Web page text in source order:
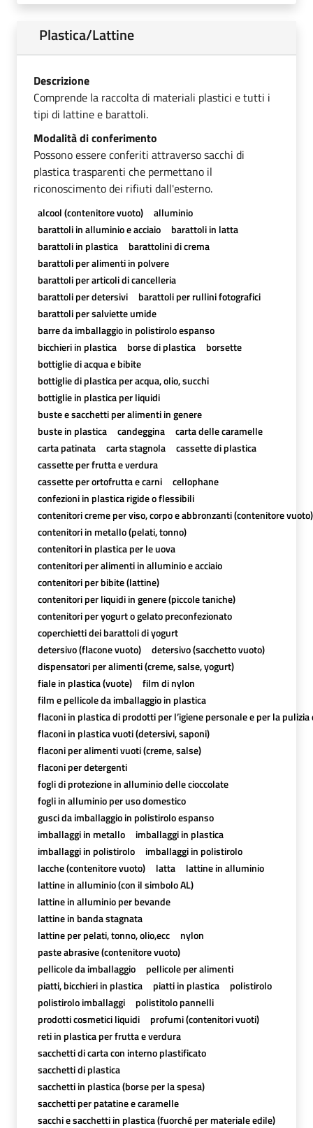
Plastica/Lattine
Descrizione
Comprende la raccolta di materiali plastici e tutti i
tipi di lattine e barattoli.
Modalità di conferimento
Possono essere conferiti attraverso sacchi di
plastica trasparenti che permettano il
riconoscimento dei rifiuti dall'esterno.
alcool (contenitore vuoto)
alluminio
barattoli in alluminio e acciaio
barattoli in latta
barattoli in plastica
barattolini di crema
barattoli per alimenti in polvere
barattoli per articoli di cancelleria
barattoli per detersivi
barattoli per rullini fotografici
barattoli per salviette umide
barre da imballaggio in polistirolo espanso
bicchieri in plastica
borse di plastica
borsette
bottiglie di acqua e bibite
bottiglie di plastica per acqua, olio, succhi
bottiglie in plastica per liquidi
buste e sacchetti per alimenti in genere
buste in plastica
candeggina
carta delle caramelle
carta patinata
carta stagnola
cassette di plastica
cassette per frutta e verdura
cassette per ortofrutta e carni
cellophane
confezioni in plastica rigide o flessibili
contenitori creme per viso, corpo e abbronzanti (contenitore vuoto)
contenitori in metallo (pelati, tonno)
contenitori in plastica per le uova
contenitori per alimenti in alluminio e acciaio
contenitori per bibite (lattine)
contenitori per liquidi in genere (piccole taniche)
contenitori per yogurt o gelato preconfezionato
coperchietti dei barattoli di yogurt
detersivo (flacone vuoto)
detersivo (sacchetto vuoto)
dispensatori per alimenti (creme, salse, yogurt)
fiale in plastica (vuote)
film di nylon
film e pellicole da imballaggio in plastica
flaconi in plastica di prodotti per l’igiene personale e per la pulizia
flaconi in plastica vuoti (detersivi, saponi)
flaconi per alimenti vuoti (creme, salse)
flaconi per detergenti
fogli di protezione in alluminio delle cioccolate
fogli in alluminio per uso domestico
gusci da imballaggio in polistirolo espanso
imballaggi in metallo
imballaggi in plastica
imballaggi in polistirolo
imballaggi in polistirolo
lacche (contenitore vuoto)
latta
lattine in alluminio
lattine in alluminio (con il simbolo AL)
lattine in alluminio per bevande
lattine in banda stagnata
lattine per pelati, tonno, olio,ecc
nylon
paste abrasive (contenitore vuoto)
pellicole da imballaggio
pellicole per alimenti
piatti, bicchieri in plastica
piatti in plastica
polistirolo
polistirolo imballaggi
polistitolo pannelli
prodotti cosmetici liquidi
profumi (contenitori vuoti)
reti in plastica per frutta e verdura
sacchetti di carta con interno plastificato
sacchetti di plastica
sacchetti in plastica (borse per la spesa)
sacchetti per patatine e caramelle
sacchi e sacchetti in plastica (fuorché per materiale edile)